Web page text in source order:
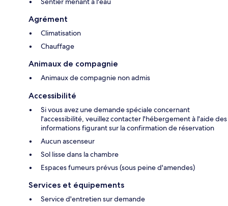
Agrément
Climatisation
Chauffage
Animaux de compagnie
Animaux de compagnie non admis
Accessibilité
Si vous avez une demande spéciale concernant
l'accessibilité, veuillez contacter l'hébergement à l'aide des
informations figurant sur la confirmation de réservation
Aucun ascenseur
Sol lisse dans la chambre
Espaces fumeurs prévus (sous peine d'amendes)
Services et équipements
Service d'entretien sur demande